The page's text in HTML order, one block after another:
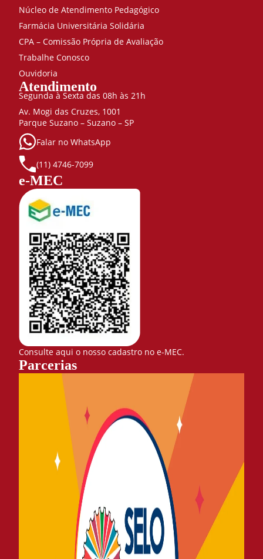
Núcleo de Atendimento Pedagógico
Farmácia Universitária Solidária
CPA – Comissão Própria de Avaliação
Trabalhe Conosco
Ouvidoria
Atendimento
Segunda à Sexta das 08h às 21h
Av. Mogi das Cruzes, 1001
Parque Suzano – Suzano – SP
Falar no WhatsApp
(11) 4746-7099
e-MEC
Consulte aqui o nosso cadastro no e-MEC.
Parcerias